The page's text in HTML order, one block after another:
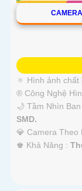
🔅 Hình ảnh chất
®️ Công Nghệ
🌙 Tầm Nhìn
SMD.
💎 Camera Theo
️♚ Khả Năng :